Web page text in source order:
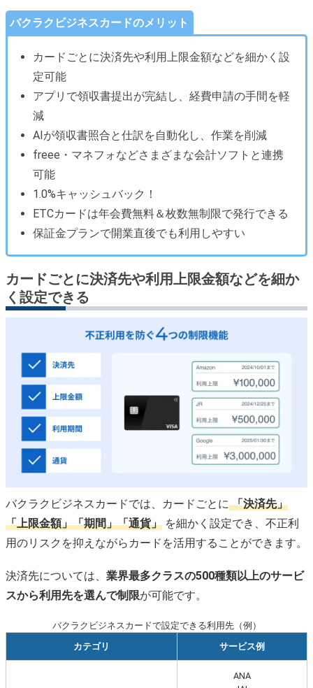
バクラクビジネスカードのメリット
カードごとに決済先や利用上限金額などを細かく設
定可能
アプリで領収書提出が完結し、経費申請の手間を軽
減
AIが領収書照合と仕訳を自動化し、作業を削減
freee・マネフォなどさまざまな会計ソフトと連携
可能
1.0%キャッシュバック！
ETCカードは年会費無料＆枚数無制限で発行できる
保証金プランで開業直後でも利用しやすい
カードごとに決済先や利用上限金額などを細か
く設定できる
バクラクビジネスカードでは、カードごとに「決済先」
「上限金額」「期間」「通貨」 を細かく設定でき、不正利
用のリスクを抑えながらカードを活用することができます。
決済先については、 業界最多クラスの500種類以上のサービ
スから利用先を選んで制限が可能です。
バクラクビジネスカードで設定できる利用先（例）
カテゴリ
サービス例
ANA